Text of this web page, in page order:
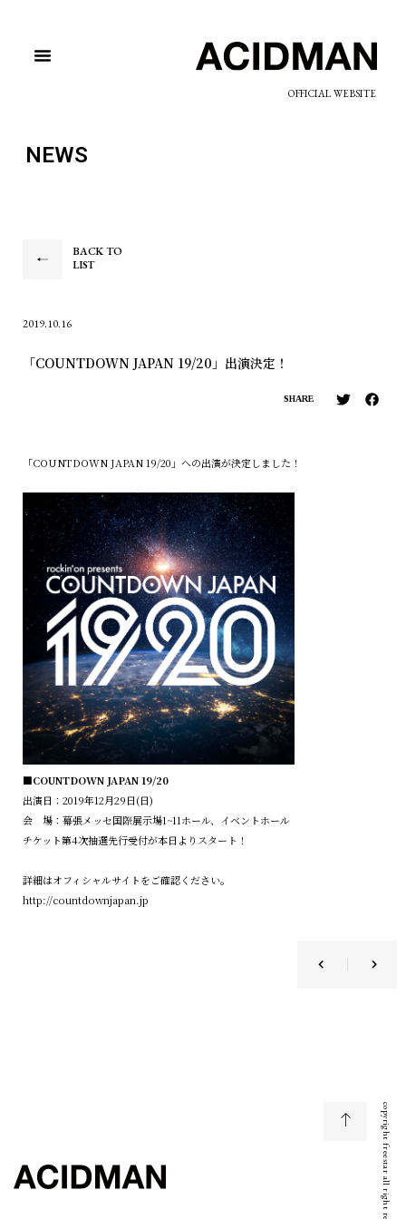
OFFICIAL WEBSITE
NEWS
BACK TO
LIST
2019.10.16
「COUNTDOWN JAPAN 19/20」出演決定！
SHARE
「COUNTDOWN JAPAN 19/20」への出演が決定しました！
■COUNTDOWN JAPAN 19/20
出演日：2019年12月29日(日)
会 場：幕張メッセ国際展示場1~11ホール、イベントホール
チケット第4次抽選先行受付が本日よりスタート！
詳細はオフィシャルサイトをご確認ください。
http://countdownjapan.jp
copyright freestar all right reserved